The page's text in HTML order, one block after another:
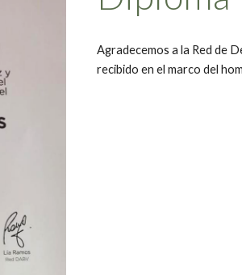
Agradecemos a la Red de
recibido en el marco del